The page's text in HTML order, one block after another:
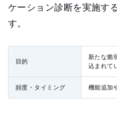
ケーション診断を実施す
す。
目的
新たな脆
込まれて
頻度・タイミング 機能追加